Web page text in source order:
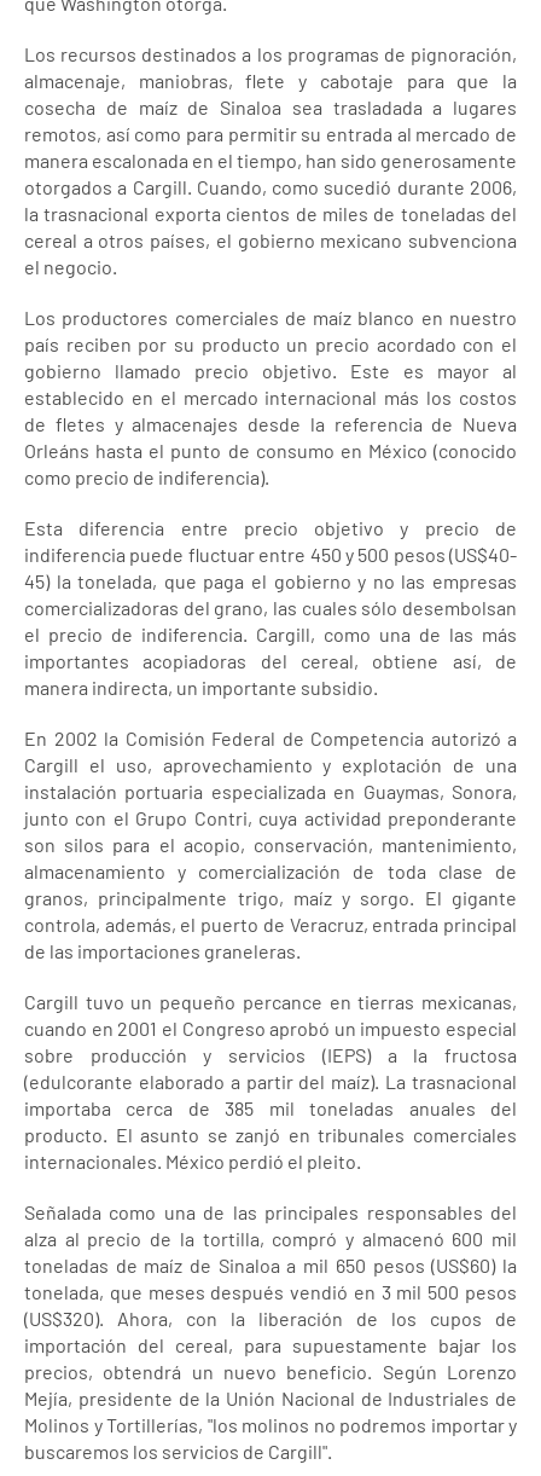
Los recursos destinados a los programas de pignoración,
almacenaje, maniobras, flete y cabotaje para que la
cosecha de maíz de Sinaloa sea trasladada a lugares
remotos, así como para permitir su entrada al mercado de
manera escalonada en el tiempo, han sido generosamente
otorgados a Cargill. Cuando, como sucedió durante 2006,
la trasnacional exporta cientos de miles de toneladas del
cereal a otros países, el gobierno mexicano subvenciona
el negocio.
Los productores comerciales de maíz blanco en nuestro
país reciben por su producto un precio acordado con el
gobierno llamado precio objetivo. Este es mayor al
establecido en el mercado internacional más los costos
de fletes y almacenajes desde la referencia de Nueva
Orleáns hasta el punto de consumo en México (conocido
como precio de indiferencia).
Esta diferencia entre precio objetivo y precio de
indiferencia puede fluctuar entre 450 y 500 pesos (US$40-
45) la tonelada, que paga el gobierno y no las empresas
comercializadoras del grano, las cuales sólo desembolsan
el precio de indiferencia. Cargill, como una de las más
importantes acopiadoras del cereal, obtiene así, de
manera indirecta, un importante subsidio.
En 2002 la Comisión Federal de Competencia autorizó a
Cargill el uso, aprovechamiento y explotación de una
instalación portuaria especializada en Guaymas, Sonora,
junto con el Grupo Contri, cuya actividad preponderante
son silos para el acopio, conservación, mantenimiento,
almacenamiento y comercialización de toda clase de
granos, principalmente trigo, maíz y sorgo. El gigante
controla, además, el puerto de Veracruz, entrada principal
de las importaciones graneleras.
Cargill tuvo un pequeño percance en tierras mexicanas,
cuando en 2001 el Congreso aprobó un impuesto especial
sobre producción y servicios (IEPS) a la fructosa
(edulcorante elaborado a partir del maíz). La trasnacional
importaba cerca de 385 mil toneladas anuales del
producto. El asunto se zanjó en tribunales comerciales
internacionales. México perdió el pleito.
Señalada como una de las principales responsables del
alza al precio de la tortilla, compró y almacenó 600 mil
toneladas de maíz de Sinaloa a mil 650 pesos (US$60) la
tonelada, que meses después vendió en 3 mil 500 pesos
(US$320). Ahora, con la liberación de los cupos de
importación del cereal, para supuestamente bajar los
precios, obtendrá un nuevo beneficio. Según Lorenzo
Mejía, presidente de la Unión Nacional de Industriales de
Molinos y Tortillerías, "los molinos no podremos importar y
buscaremos los servicios de Cargill".